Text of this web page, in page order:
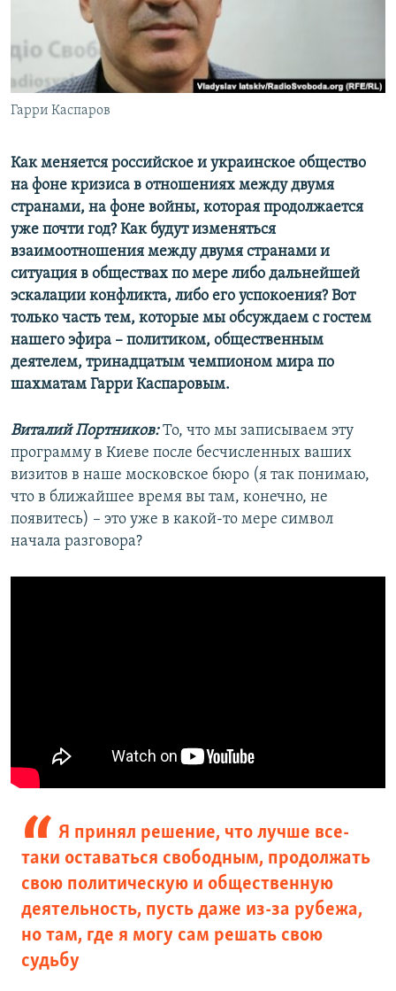
ПОБЕДИТЕЛЕЙ НЕ СУДЯТ?
КРЫМ.НЕПОКОРЕННЫЙ
ELIFBE
УКРАИНСКАЯ ПРОБЛЕМА КРЫМА
ПРИСОЕДИНЯЙТЕСЬ!
Гарри Каспаров
Как меняется российское и украинское общество
на фоне кризиса в отношениях между двумя
странами, на фоне войны, которая продолжается
уже почти год? Как будут изменяться
взаимоотношения между двумя странами и
ситуация в обществах по мере либо дальнейшей
эскалации конфликта, либо его успокоения? Вот
только часть тем, которые мы обсуждаем с гостем
нашего эфира – политиком, общественным
деятелем, тринадцатым чемпионом мира по
шахматам Гарри Каспаровым.
Виталий Портников: То, что мы записываем эту
программу в Киеве после бесчисленных ваших
визитов в наше московское бюро (я так понимаю,
что в ближайшее время вы там, конечно, не
появитесь) – это уже в какой-то мере символ
начала разговора?
Я принял решение, что лучше все-
таки оставаться свободным, продолжать
свою политическую и общественную
деятельность, пусть даже из-за рубежа,
но там, где я могу сам решать свою
судьбу